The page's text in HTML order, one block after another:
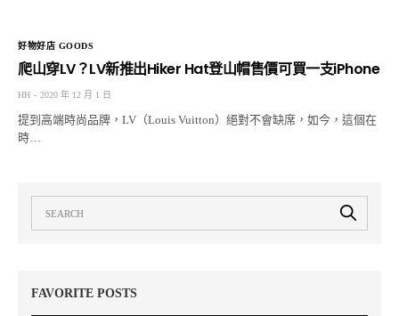
好物好店 GOODS
爬山穿LV？LV新推出Hiker Hat登山帽售價可買一支iPhone
HH 2020 年 12 月 1 日
提到高端時尚品牌，LV（Louis Vuitton）絕對不會缺席，如今，這個在
時…
FAVORITE POSTS